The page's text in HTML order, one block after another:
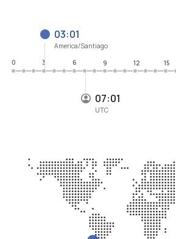
07:01
UTC
03:01
America/Santiago
0
3 6 9 12 15